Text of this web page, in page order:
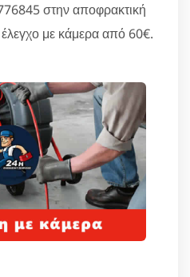
στην αποφρακτική
έλεγχο με κάμερα από 60€.